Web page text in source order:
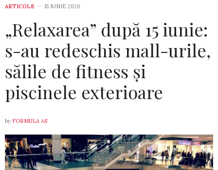
ARTICOLE 15 IUNIE 2020
„Relaxarea” după 15 iunie:
s-au redeschis mall-urile,
sălile de fitness și
piscinele exterioare
by FORMULA AS